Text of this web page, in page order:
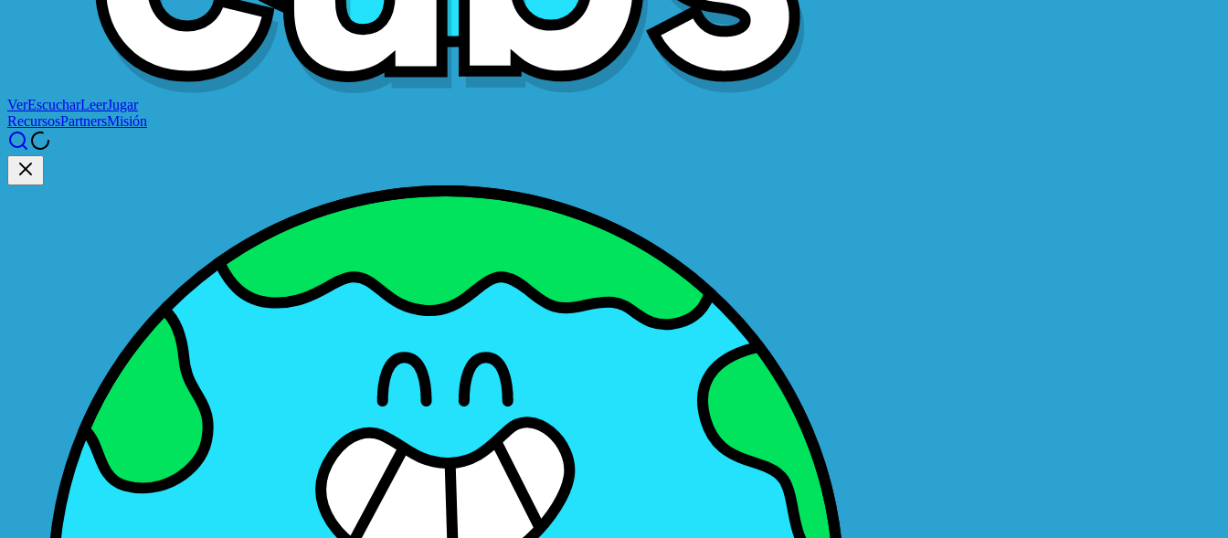
VerEscucharLeerJugar
RecursosPartnersMisión